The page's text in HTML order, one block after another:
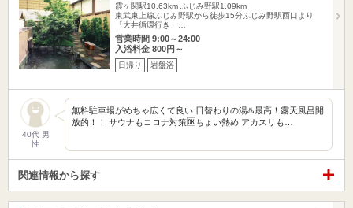
霞ヶ関駅10.63km ふじみ野駅1.09km
東武東上線ふじみ野駅から徒歩15分ふじみ野駅西口より
「大井循環行き」…
営業時間 9:00～24:00
入浴料金 800円～
日帰り 岩盤浴
40代 男
性
無料駐車場がめちゃ広くて良い 日替わりの湯♨️最高！露天風呂開
放的！！ サウナもコロナ対策🆗ちょい熱め アカスリも…
関連情報から探す